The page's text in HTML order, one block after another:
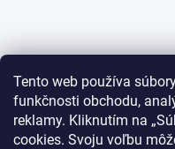
Tento web používa
funkčnosti obchodu,
reklamy. Kliknutím na
cookies. Svoju voľbu